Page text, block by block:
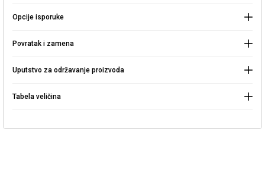
Opcije isporuke
Povratak i zamena
Uputstvo za održavanje proizvoda
Tabela veličina
Izaberite Grad